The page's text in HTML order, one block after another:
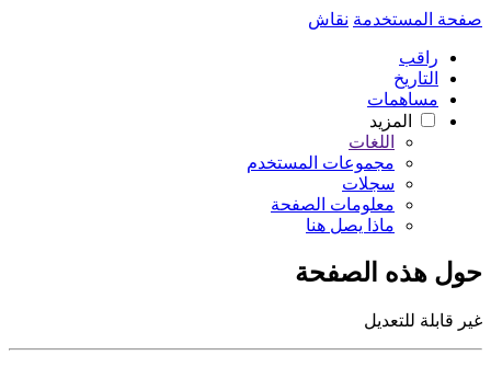
صفحة المستخدمة نقاش
راقب
التاريخ
مساهمات
المزيد
اللغات
مجموعات المستخدم
سجلات
معلومات الصفحة
ماذا يصل هنا
حول هذه الصفحة
غير قابلة للتعديل